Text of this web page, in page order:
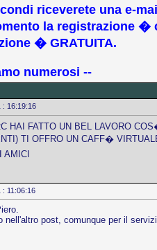
riceverete una e-
la registrazione �
� GRATUITA.
numerosi --
: 16:19:16
HAI FATTO UN BEL LAVORO
TI OFFRO UN CAFF�
AMICI
: 11:06:16
nell'altro post, comunque per il